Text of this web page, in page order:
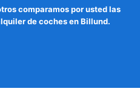
comparamos por usted las
de coches en Billund.